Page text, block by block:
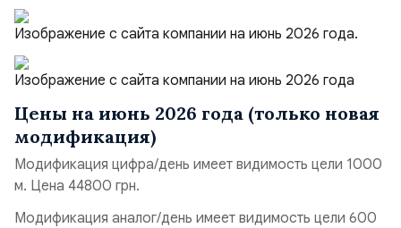
Изображение с сайта компании на июнь 2026 года.
Изображение с сайта компании на июнь 2026 года
Цены на июнь 2026 года (только новая
модификация)
Модификация цифра/день имеет видимость цели 1000
м. Цена 44800 грн.
Модификация аналог/день имеет видимость цели 600